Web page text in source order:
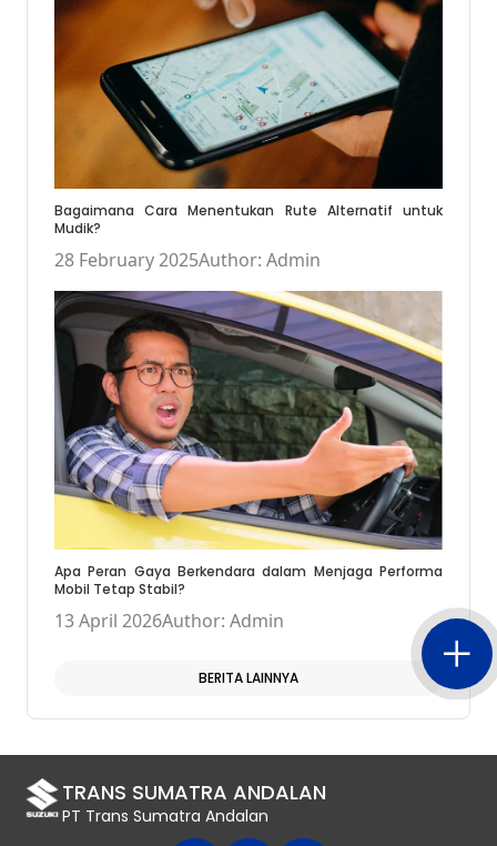
Bagaimana Cara Menentukan Rute Alternatif untuk
Mudik?
28 February 2025Author: Admin
Apa Peran Gaya Berkendara dalam Menjaga Performa
Mobil Tetap Stabil?
13 April 2026Author: Admin
BERITA LAINNYA
TRANS SUMATRA ANDALAN
PT Trans Sumatra Andalan